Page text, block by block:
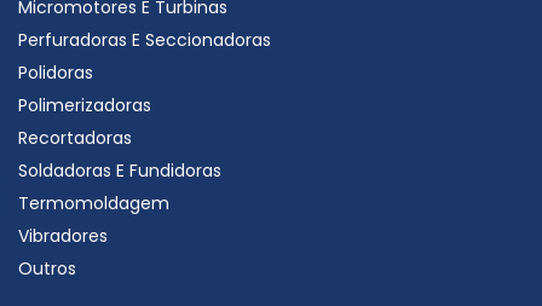
Micromotores E Turbinas
Perfuradoras E Seccionadoras
Polidoras
Polimerizadoras
Recortadoras
Soldadoras E Fundidoras
Termomoldagem
Vibradores
Outros